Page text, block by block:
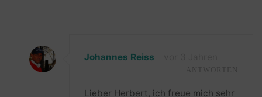
Johannes Reiss
Lieber Herbert, ich freue mich sehr